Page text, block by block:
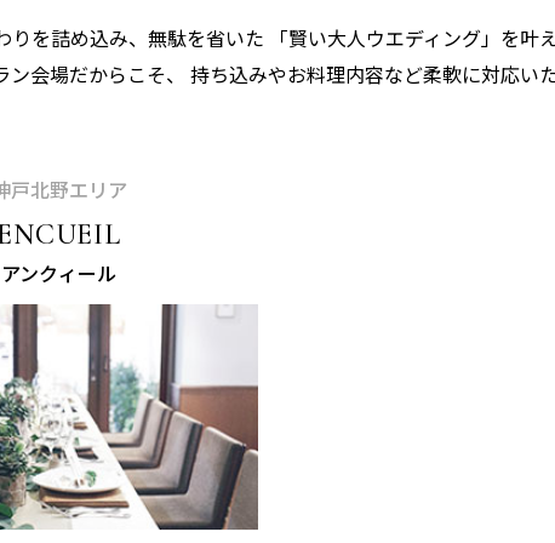
りを詰め込み、無駄を省いた
「賢い大人ウエディング」を叶え
ン会場だからこそ、 持ち込みやお料理内容など柔軟に対応いた
戸北野エリア
アンクィール